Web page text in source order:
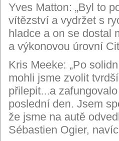
Yves Matton: „Byl to
vítězství a vydržet s
hladce a on se dostal
a výkonovou úrovní
Kris Meeke: „Po
mohli jsme zvolit
přilepit...a
poslední den. Jsem
že jsme na autě
Sébastien Ogier,